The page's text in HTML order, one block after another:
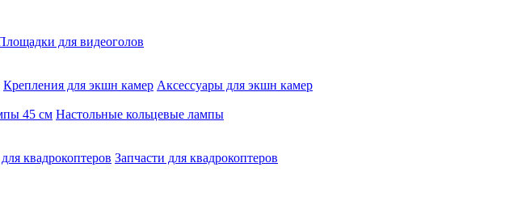
для видеоголов
Крепления для экшн камер Аксессуары для экшн камер
45 см Настольные кольцевые лампы
квадрокоптеров Запчасти для квадрокоптеров